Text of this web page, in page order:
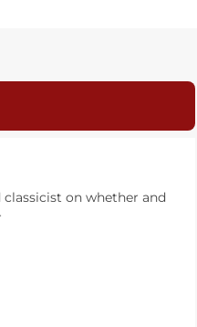
on whether and